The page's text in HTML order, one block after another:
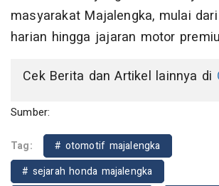
masyarakat Majalengka, mulai
harian hingga jajaran motor
Cek Berita dan Artikel lainnya di
Sumber:
Tag:
# otomotif majalengka
# sejarah honda majalengka